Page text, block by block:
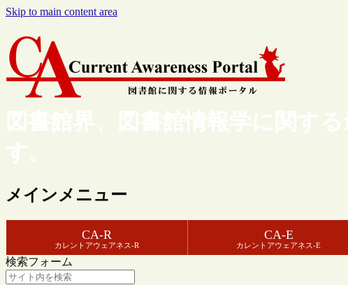
Skip to main content area
図書館界、図書館情報学に関す
す。
メインメニュー
CA-R
カレントアウェアネス-R
CA-E
カレントアウェアネス-E
検索フォーム